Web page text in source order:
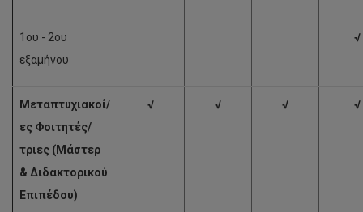
1ου - 2ου
εξαμήνου
√
Μεταπτυχιακοί/
ες Φοιτητές/
τριες (Μάστερ
& Διδακτορικού
Επιπέδου)
√ √ √ √